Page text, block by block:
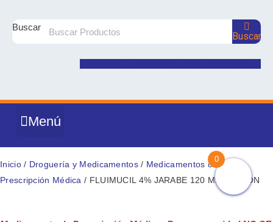
contenido
Buscar
Buscar
Menú
Inicio/ Droguería y Medicamentos/ Medicamentos con
Prescripción Médica / FLUIMUCIL 4% JARABE 120 ML ZAMBON
4%
JARABE
cantidad
0